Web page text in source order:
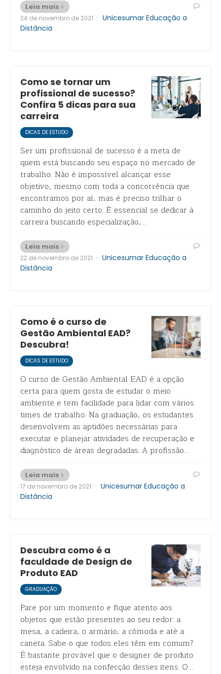
Leia mais
24 de novembro de 2021 · Unicesumar Educação a
Distância
Como se tornar um
profissional de sucesso?
Confira 5 dicas para sua
carreira
DICAS DE ESTUDO
Ser um profissional de sucesso é a meta de
quem está buscando seu espaço no mercado de
trabalho. Não é impossível alcançar esse
objetivo, mesmo com toda a concorrência que
encontramos por aí, mas é preciso trilhar o
caminho do jeito certo. É essencial se dedicar à
carreira buscando especialização,…
Leia mais
22 de novembro de 2021 · Unicesumar Educação a
Distância
Como é o curso de
Gestão Ambiental EAD?
Descubra!
DICAS DE ESTUDO
O curso de Gestão Ambiental EAD é a opção
certa para quem gosta de estudar o meio
ambiente e tem facilidade para lidar com vários
times de trabalho. Na graduação, os estudantes
desenvolvem as aptidões necessárias para
executar e planejar atividades de recuperação e
diagnóstico de áreas degradadas. A profissão…
Leia mais
17 de novembro de 2021 · Unicesumar Educação a
Distância
Descubra como é a
faculdade de Design de
Produto EAD
GRADUAÇÃO
Pare por um momento e fique atento aos
objetos que estão presentes ao seu redor: a
mesa, a cadeira, o armário, a cômoda e até a
caneta. Sabe o que todos eles têm em comum?
É bastante provável que o designer de produto
esteja envolvido na confecção desses itens. O…